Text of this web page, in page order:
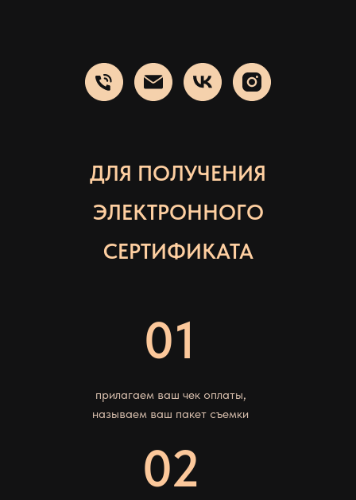
ДЛЯ ПОЛУЧЕНИЯ
ЭЛЕКТРОННОГО
СЕРТИФИКАТА
прилагаем ваш чек оплаты,
называем ваш пакет съемки
02
01